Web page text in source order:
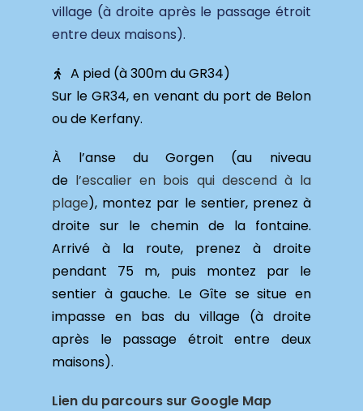
village (à droite après le passage étroit
entre deux maisons).
A pied (à 300m du GR34)
Sur le GR34, en venant du port de Belon
ou de Kerfany.
À l’anse du Gorgen (au niveau
de l’escalier en bois qui descend à la
plage), montez par le sentier, prenez à
droite sur le chemin de la fontaine.
Arrivé à la route, prenez à droite
pendant 75 m, puis montez par le
sentier à gauche. Le Gîte se situe en
impasse en bas du village (à droite
après le passage étroit entre deux
maisons).
Lien du parcours sur Google Map